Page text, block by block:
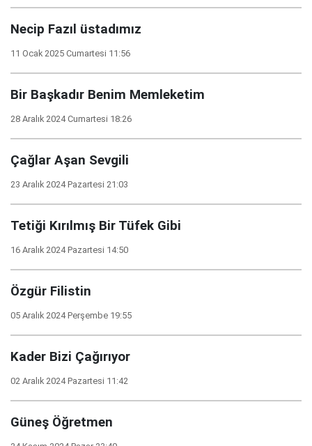
Necip Fazıl üstadımız
11 Ocak 2025 Cumartesi 11:56
Bir Başkadır Benim Memleketim
28 Aralık 2024 Cumartesi 18:26
Çağlar Aşan Sevgili
23 Aralık 2024 Pazartesi 21:03
Tetiği Kırılmış Bir Tüfek Gibi
16 Aralık 2024 Pazartesi 14:50
Özgür Filistin
05 Aralık 2024 Perşembe 19:55
Kader Bizi Çağırıyor
02 Aralık 2024 Pazartesi 11:42
Güneş Öğretmen